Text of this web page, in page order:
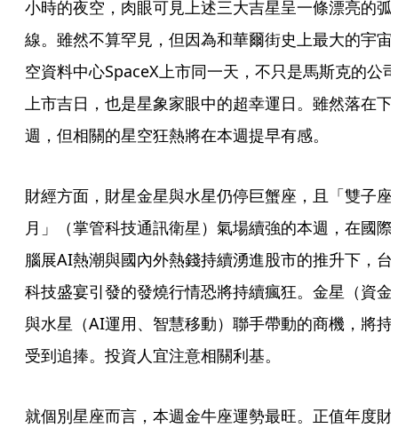
小時的夜空，肉眼可見上述三大吉星呈一條漂亮的弧
線。雖然不算罕見，但因為和華爾街史上最大的宇宙
空資料中心SpaceX上市同一天，不只是馬斯克的公司
上市吉日，也是星象家眼中的超幸運日。雖然落在下
週，但相關的星空狂熱將在本週提早有感。
財經方面，財星金星與水星仍停巨蟹座，且「雙子座
月」（掌管科技通訊衛星）氣場續強的本週，在國際
腦展AI熱潮與國內外熱錢持續湧進股市的推升下，台
科技盛宴引發的發燒行情恐將持續瘋狂。金星（資金
與水星（AI運用、智慧移動）聯手帶動的商機，將持
受到追捧。投資人宜注意相關利基。
就個別星座而言，本週金牛座運勢最旺。正值年度財